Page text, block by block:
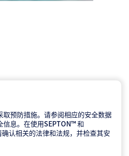
取预防措施。请参阅相应的安全数据
信息。在使用SEPTON™ 和
确认相关的法律和法规，并检查其安